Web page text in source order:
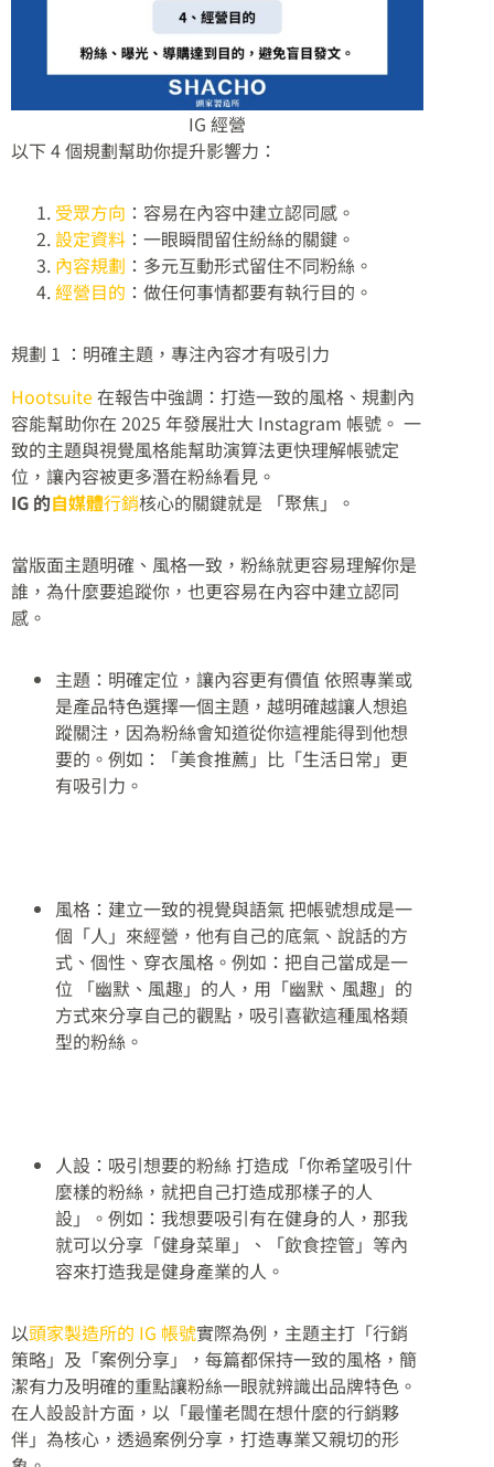
IG 經營
以下 4 個規劃幫助你提升影響力：
受眾方向 ：容易在內容中建立認同感。
設定資料 ：一眼瞬間留住紛絲的關鍵。
內容規劃 ：多元互動形式留住不同粉絲。
經營目的 ：做任何事情都要有執行目的。
規劃 1 ：明確主題，專注內容才有吸引力
Hootsuite在報告中強調：打造一致的風格、規劃內
容能幫助你在 2025 年發展壯大 Instagram 帳號。 一
致的主題與視覺風格能幫助演算法更快理解帳號定
位，讓內容被更多潛在粉絲看見。
IG 的自媒體行銷核心的關鍵就是 「聚焦」。
當版面主題明確、風格一致，粉絲就更容易理解你是
誰，為什麼要追蹤你，也更容易在內容中建立認同
感。
主題：明確定位，讓內容更有價值 依照專業或
是產品特色選擇一個主題，越明確越讓人想追
蹤關注，因為粉絲會知道從你這裡能得到他想
要的。例如：「美食推薦」比「生活日常」更
有吸引力。
風格：建立一致的視覺與語氣 把帳號想成是一
個「人」來經營，他有自己的底氣、說話的方
式、個性、穿衣風格。例如：把自己當成是一
位 「幽默、風趣」的人，用「幽默、風趣」的
方式來分享自己的觀點，吸引喜歡這種風格類
型的粉絲。
人設：吸引想要的粉絲 打造成「你希望吸引什
麼樣的粉絲，就把自己打造成那樣子的人
設」。例如：我想要吸引有在健身的人，那我
就可以分享「健身菜單」、「飲食控管」等內
容來打造我是健身產業的人。
以頭家製造所的 IG 帳號實際為例，主題主打「行銷
策略」及「案例分享」，每篇都保持一致的風格，簡
潔有力及明確的重點讓粉絲一眼就辨識出品牌特色。
在人設設計方面，以「最懂老闆在想什麼的行銷夥
伴」為核心，透過案例分享，打造專業又親切的形